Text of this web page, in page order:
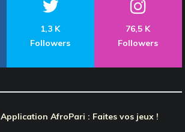
1,3 K
Followers
76,5 K
Followers
Application AfroPari : Faites vos jeux !